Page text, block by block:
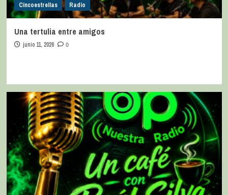
Cincoestrellas Radio
Una tertulia entre amigos
junio 11, 2026 0